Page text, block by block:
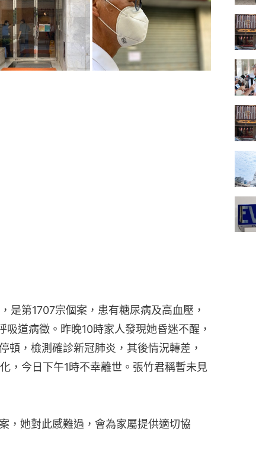
是第1707宗個案，患有糖尿病及高血壓，
道病徵。昨晚10時家人發現她昏迷不醒，
頓，檢測確診新冠肺炎，其後情況轉差，
，今日下午1時不幸離世。張竹君稱暫未見
，她對此感難過，會為家屬提供適切協